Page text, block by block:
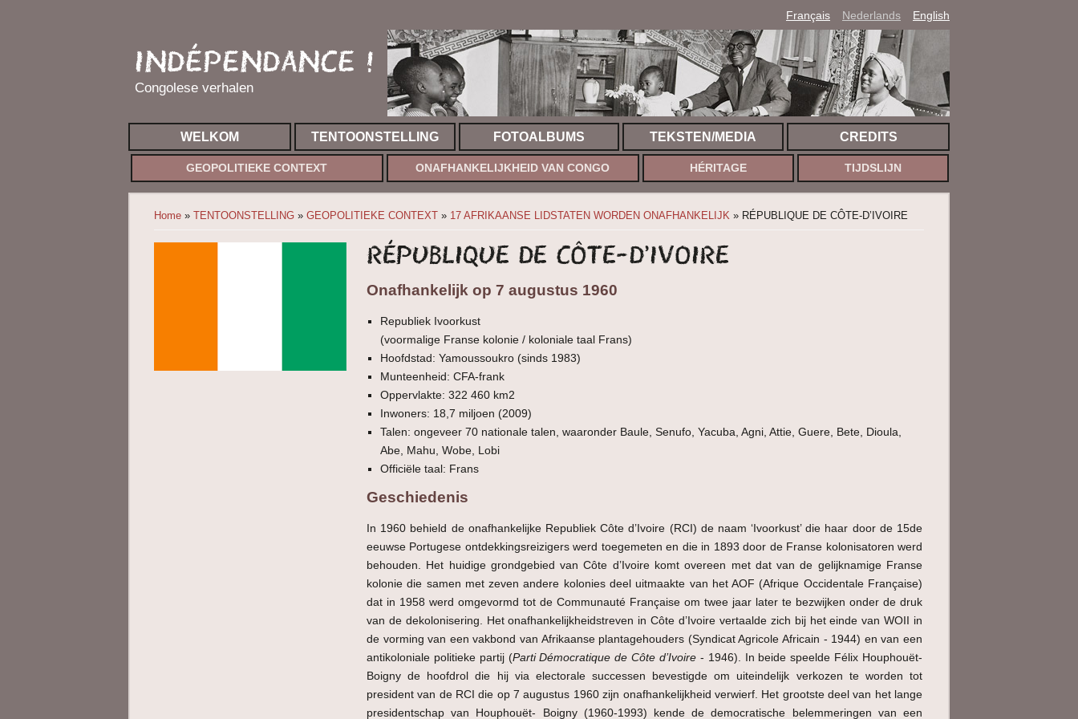
Français Nederlands English
INDÉPENDANCE !
Congolese verhalen
WELKOM TENTOONSTELLING
GEOPOLITIEKE CONTEXT ONAFHANKELIJKHEID VAN CONGO HÉRITAGE TIJDSLIJN
FOTOALBUMS TEKSTEN/MEDIA CREDITS
You are here
Home » TENTOONSTELLING » GEOPOLITIEKE CONTEXT » 17 AFRIKAANSE LIDSTATEN WORDEN ONAFHANKELIJK » RÉPUBLIQUE DE CÔTE-D’IVOIRE
République de Côte-d’Ivoire
Onafhankelijk op 7 augustus 1960
Republiek Ivoorkust
(voormalige Franse kolonie / koloniale taal Frans)
Hoofdstad: Yamoussoukro (sinds 1983)
Munteenheid: CFA-frank
Oppervlakte: 322 460 km2
Inwoners: 18,7 miljoen (2009)
Talen: ongeveer 70 nationale talen, waaronder Baule, Senufo, Yacuba, Agni, Attie, Guere, Bete, Dioula,
Abe, Mahu, Wobe, Lobi
Officiële taal: Frans
Geschiedenis
In 1960 behield de onafhankelijke Republiek Côte d’Ivoire (RCI) de naam ‘Ivoorkust’ die haar door de 15de
eeuwse Portugese ontdekkingsreizigers werd toegemeten en die in 1893 door de Franse kolonisatoren werd
behouden. Het huidige grondgebied van Côte d’Ivoire komt overeen met dat van de gelijknamige Franse
kolonie die samen met zeven andere kolonies deel uitmaakte van het AOF (Afrique Occidentale Française)
dat in 1958 werd omgevormd tot de Communauté Française om twee jaar later te bezwijken onder de druk
van de dekolonisering. Het onafhankelijkheidstreven in Côte d’Ivoire vertaalde zich bij het einde van WOII in
de vorming van een vakbond van Afrikaanse plantagehouders (Syndicat Agricole Africain - 1944) en van een
antikoloniale politieke partij (Parti Démocratique de Côte d’Ivoire - 1946). In beide speelde Félix Houphouët-
Boigny de hoofdrol die hij via electorale successen bevestigde om uiteindelijk verkozen te worden tot
president van de RCI die op 7 augustus 1960 zijn onafhankelijkheid verwierf. Het grootste deel van het lange
presidentschap van Houphouët- Boigny (1960-1993) kende de democratische belemmeringen van een